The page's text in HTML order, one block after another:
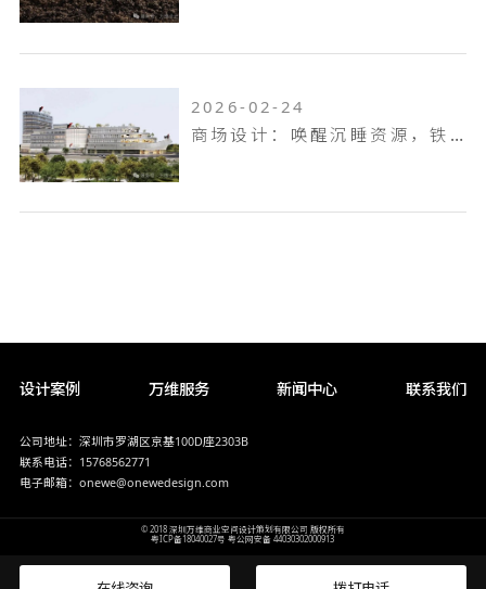
2026-02-24
商场设计：唤醒沉睡资源，铁岭双燕天河城，狂揽 9.6 万客流
设计案例 万维服务 新闻中心 联系我们
公司地址：深圳市罗湖区京基100D座2303B
联系电话：15768562771
电子邮箱：onewe@onewedesign.com
© 2018 深圳万维商业空间设计策划有限公司 版权所有
粤ICP备18040027号 粤公网安备 44030302000913